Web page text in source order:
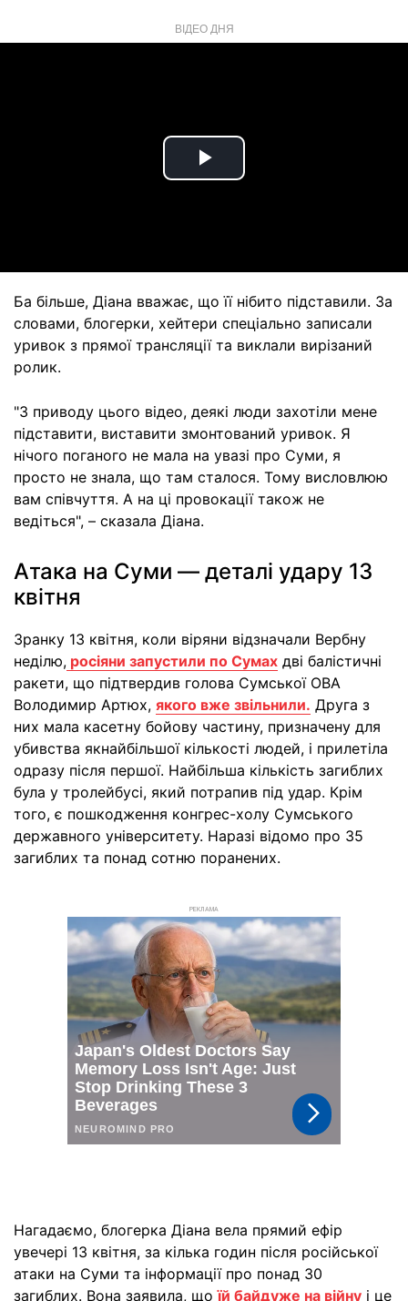
ВІДЕО ДНЯ
Play
Ба більше, Діана вважає, що її нібито підставили. За
словами, блогерки, хейтери спеціально записали
уривок з прямої трансляції та виклали вирізаний
ролик.
"З приводу цього відео, деякі люди захотіли мене
підставити, виставити змонтований уривок. Я
нічого поганого не мала на увазі про Суми, я
просто не знала, що там сталося. Тому висловлюю
вам співчуття. А на ці провокації також не
ведіться", – сказала Діана.
Атака на Суми — деталі удару 13
квітня
Зранку 13 квітня, коли віряни відзначали Вербну
неділю, росіяни запустили по Сумах дві балістичні
ракети, що підтвердив голова Сумської ОВА
Володимир Артюх, якого вже звільнили. Друга з
них мала касетну бойову частину, призначену для
убивства якнайбільшої кількості людей, і прилетіла
одразу після першої. Найбільша кількість загиблих
була у тролейбусі, який потрапив під удар. Крім
того, є пошкодження конгрес-холу Сумського
державного університету. Наразі відомо про 35
загиблих та понад сотню поранених.
РЕКЛАМА
Нагадаємо, блогерка Діана вела прямий ефір
увечері 13 квітня, за кілька годин після російської
атаки на Суми та інформації про понад 30
загиблих. Вона заявила, щоїй байдуже на війну і це